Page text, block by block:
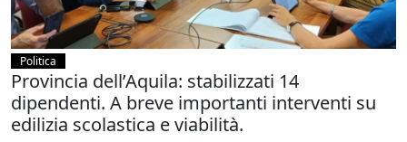
Politica
Provincia dell’Aquila: stabilizzati 14
dipendenti. A breve importanti interventi su
edilizia scolastica e viabilità.